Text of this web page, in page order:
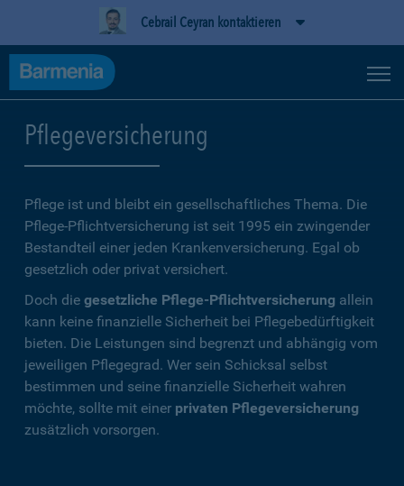
Cebrail Ceyran kontaktieren
Pflegeversicherung
Pflege ist und bleibt ein gesellschaftliches Thema. Die
Pflege-Pflichtversicherung ist seit 1995 ein zwingender
Bestandteil einer jeden Krankenversicherung. Egal ob
gesetzlich oder privat versichert.
Doch die gesetzliche Pflege-Pflichtversicherung allein
kann keine finanzielle Sicherheit bei Pflegebedürftigkeit
bieten. Die Leistungen sind begrenzt und abhängig vom
jeweiligen Pflegegrad. Wer sein Schicksal selbst
bestimmen und seine finanzielle Sicherheit wahren
möchte, sollte mit einer privaten Pflegeversicherung
zusätzlich vorsorgen.